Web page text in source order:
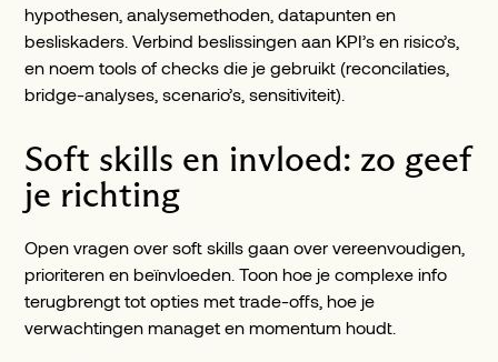
hypothesen, analysemethoden, datapunten en
besliskaders. Verbind beslissingen aan KPI’s en risico’s,
en noem tools of checks die je gebruikt (reconcilaties,
bridge-analyses, scenario’s, sensitiviteit).
Soft skills en invloed: zo geef
je richting
Open vragen over soft skills gaan over vereenvoudigen,
prioriteren en beïnvloeden. Toon hoe je complexe info
terugbrengt tot opties met trade-offs, hoe je
verwachtingen managet en momentum houdt.